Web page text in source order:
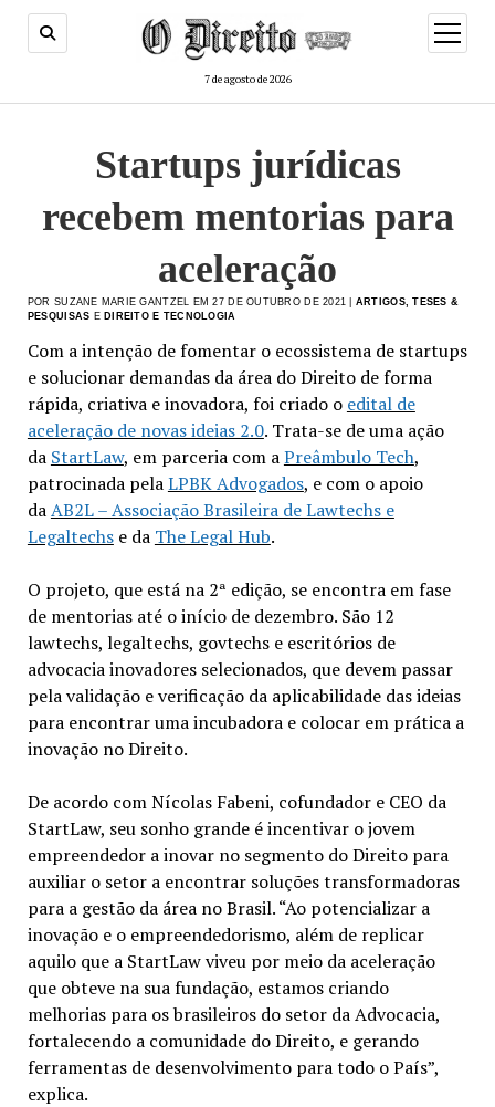
7 de agosto de 2026
menu
de
Startups jurídicas
recebem mentorias para
aceleração
POR SUZANE MARIE GANTZEL EM 27 DE OUTUBRO DE 2021 | ARTIGOS, TESES &
PESQUISAS E DIREITO E TECNOLOGIA
Com a intenção de fomentar o ecossistema de startups
e solucionar demandas da área do Direito de forma
rápida, criativa e inovadora, foi criado o edital de
aceleração de novas ideias 2.0. Trata-se de uma ação
da StartLaw, em parceria com aPreâmbulo Tech,
patrocinada pelaLPBK Advogados, e com o apoio
daAB2L – Associação Brasileira de Lawtechs e
Legaltechse da The Legal Hub.
O projeto, que está na 2ª edição, se encontra em fase
de mentorias até o início de dezembro. São 12
lawtechs, legaltechs, govtechs e escritórios de
advocacia inovadores selecionados, que devem passar
pela validação e verificação da aplicabilidade das ideias
para encontrar uma incubadora e colocar em prática a
inovação no Direito.
De acordo com Nícolas Fabeni, cofundador e CEO da
StartLaw, seu sonho grande é incentivar o jovem
empreendedor a inovar no segmento do Direito para
auxiliar o setor a encontrar soluções transformadoras
para a gestão da área no Brasil. “Ao potencializar a
inovação e o empreendedorismo, além de replicar
aquilo que a StartLaw viveu por meio da aceleração
que obteve na sua fundação, estamos criando
melhorias para os brasileiros do setor da Advocacia,
fortalecendo a comunidade do Direito, e gerando
ferramentas de desenvolvimento para todo o País”,
explica.